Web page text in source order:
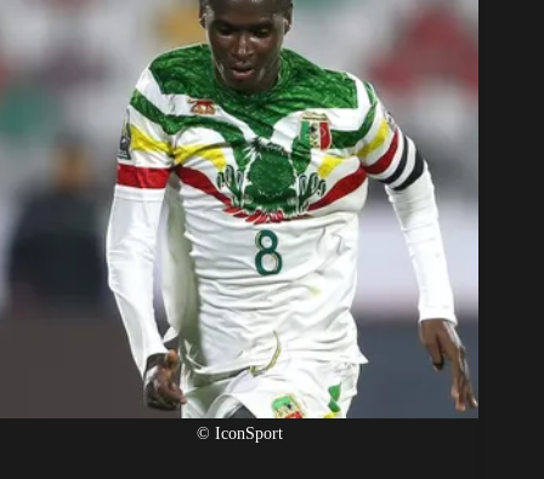
Clubs
Classement
Paris sportifs
© IconSport